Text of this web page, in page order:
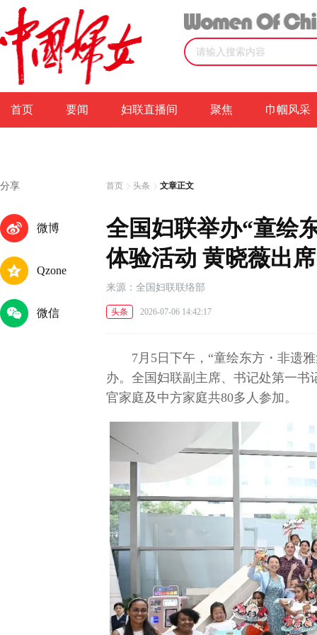
首页 要闻 妇联直播间 聚焦 巾帼风采
分享
微博
Qzone
微信
首页 头条 文章正文
全国妇联举办“童绘
体验活动 黄晓薇出席
来源：全国妇联联络部
头条 2026-07-06 14:42:17
7月5日下午，“童绘东方・非遗
办。全国妇联副主席、书记处第一
官家庭及中方家庭共80多人参加。
王卓伦：战地没有“玫瑰”，只有使命 守数字山河，